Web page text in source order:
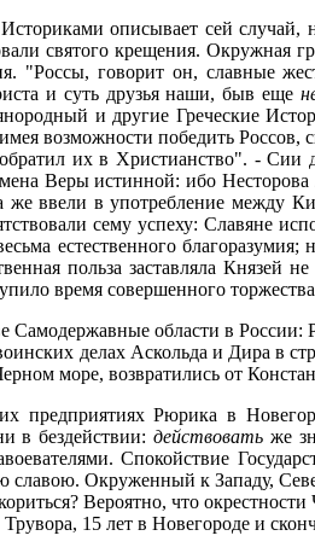
описывает сей
святого крещения. Окружная
"Россы, говорит он, славные
и суть друзья наши, быв еще
и другие Греческие
возможности победить
их в Христианство". - Сии
Веры истинной: ибо
же ввели в употребление между
сему успеху: Славяне
естественного
польза заставляла
время совершенного
Самодержавные области в
делах Аскольда и Дира в
море, возвратились от
предприятиях Рюрика в
в бездействии:действовать же
Спокойствие
славою. Окруженный к Западу,
Вероятно, что
15 лет в Новегороде и